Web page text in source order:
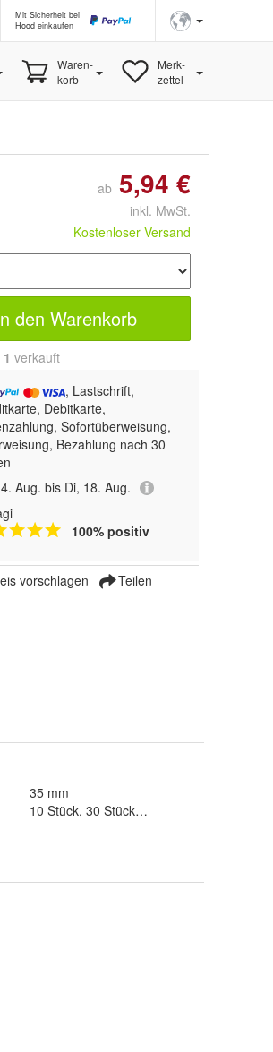
Mit Sicherheit bei
Hood einkaufen
Waren-
korb
Merk-
zettel
ab 5,94 €
inkl. MwSt.
Kostenloser Versand
den Warenkorb
1 verkauft
, Lastschrift,
Debitkarte,
Sofortüberweisung,
Bezahlung nach 30
Aug. bis Di, 18. Aug.
100% positiv
vorschlagen Teilen
35 mm